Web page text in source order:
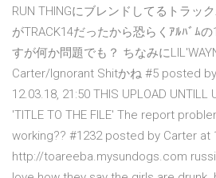
RUN THINGにブレンドしてるトラッ
がTRACK14だったから恐らくｱﾙﾊﾞﾑ
すが何か問題でも？ ちなみに
Carter/Ignorant Shitかね #5 posted
12.03.18, 21:50 THIS UPLOAD UNTILL
'TITLE TO THE FILE' The report
working?? #1232 posted by Carter at
http://toareeba.mysundogs.com